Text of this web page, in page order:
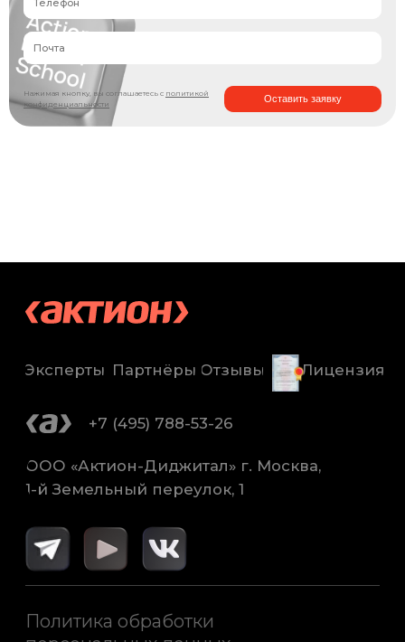
Нажимая кнопку, вы соглашаетесь с политикой
конфиденциальности
Оставить заявку